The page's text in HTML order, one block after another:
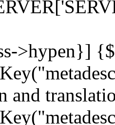
>hypen}]
and